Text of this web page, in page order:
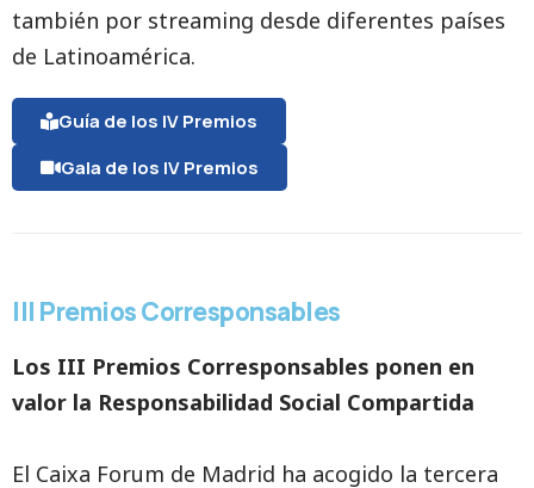
también por streaming desde diferentes países
de Latinoamérica.
Guía de los IV Premios
Gala de los IV Premios
III Premios Corresponsables
Los III Premios Corresponsables ponen en
valor la Responsabilidad Social Compartida
El Caixa Forum de Madrid ha acogido la tercera